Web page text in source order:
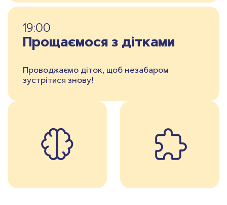
19:00
Прощаємося з дітками
Проводжаємо діток, щоб незабаром
зустрітися знову!